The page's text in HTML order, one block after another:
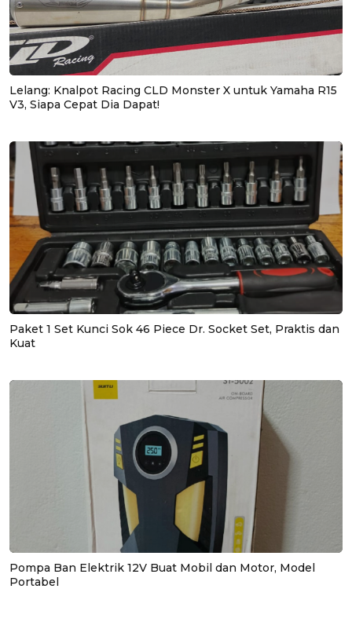
Lelang: Knalpot Racing CLD Monster X untuk Yamaha R15
V3, Siapa Cepat Dia Dapat!
Paket 1 Set Kunci Sok 46 Piece Dr. Socket Set, Praktis dan
Kuat
Pompa Ban Elektrik 12V Buat Mobil dan Motor, Model
Portabel